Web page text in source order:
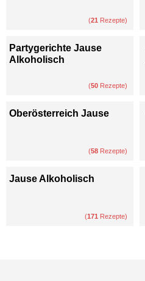
(21 Rezepte)
Partygerichte Jause
Alkoholisch
(50 Rezepte)
Oberösterreich Jause
(58 Rezepte)
Jause Alkoholisch
(171 Rezepte)